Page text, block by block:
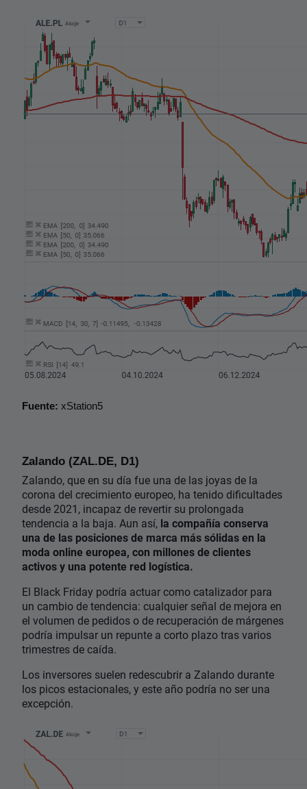
Fuente: xStation5
Zalando (ZAL.DE, D1)
Zalando, que en su día fue una de las joyas de la
corona del crecimiento europeo, ha tenido dificultades
desde 2021, incapaz de revertir su prolongada
tendencia a la baja. Aun así, la compañía conserva
una de las posiciones de marca más sólidas en la
moda online europea, con millones de clientes
activos y una potente red logística.
El Black Friday podría actuar como catalizador para
un cambio de tendencia: cualquier señal de mejora en
el volumen de pedidos o de recuperación de márgenes
podría impulsar un repunte a corto plazo tras varios
trimestres de caída.
Los inversores suelen redescubrir a Zalando durante
los picos estacionales, y este año podría no ser una
excepción.